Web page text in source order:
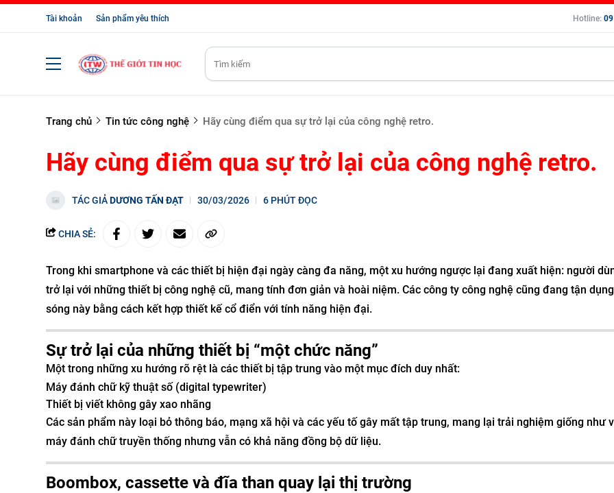
Tài khoản Sản phẩm yêu thích Hotline:
Trang chủ Tin tức công nghệ Hãy cùng điểm qua sự trở lại của công nghệ retro.
Hãy cùng điểm qua sự trở lại của công nghệ retro.
TÁC GIẢDƯƠNG TẤN ĐẠT 30/03/2026 6 PHÚT ĐỌC
CHIA SẺ:
Trong khi smartphone và các thiết bị hiện đại ngày càng đa năng, một xu hướng ngược lại đang xuất hiện: người
trở lại với những thiết bị công nghệ cũ, mang tính đơn giản và hoài niệm. Các công ty công nghệ cũng đang tận
sóng này bằng cách kết hợp thiết kế cổ điển với tính năng hiện đại.
Sự trở lại của những thiết bị “một chức năng”
Một trong những xu hướng rõ rệt là các thiết bị tập trung vào một mục đích duy nhất:
Máy đánh chữ kỹ thuật số (digital typewriter)
Thiết bị viết không gây xao nhãng
Các sản phẩm này loại bỏ thông báo, mạng xã hội và các yếu tố gây mất tập trung, mang lại trải nghiệm giống như
máy đánh chữ truyền thống nhưng vẫn có khả năng đồng bộ dữ liệu.
Boombox, cassette và đĩa than quay lại thị trường